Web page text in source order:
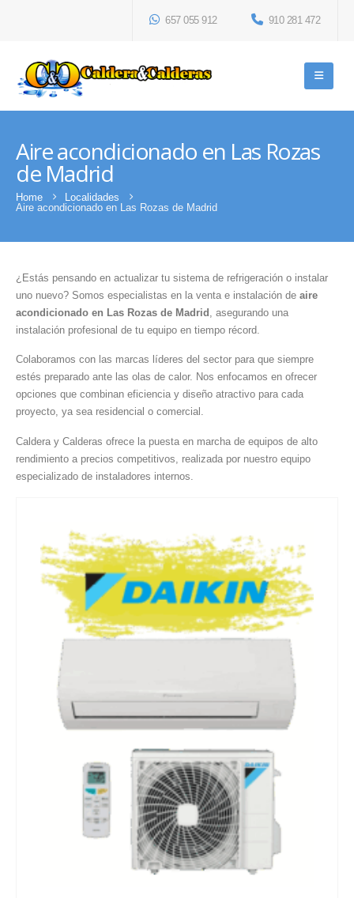
657 055 912 910 281 472
Aire acondicionado en Las Rozas
de Madrid
Home
Localidades
Aire acondicionado en Las Rozas de Madrid
¿Estás pensando en actualizar tu sistema de refrigeración o instalar
uno nuevo? Somos especialistas en la venta e instalación de aire
acondicionado en Las Rozas de Madrid , asegurando una
instalación profesional de tu equipo en tiempo récord.
Colaboramos con las marcas líderes del sector para que siempre
estés preparado ante las olas de calor. Nos enfocamos en ofrecer
opciones que combinan eficiencia y diseño atractivo para cada
proyecto, ya sea residencial o comercial.
Caldera y Calderas ofrece la puesta en marcha de equipos de alto
rendimiento a precios competitivos, realizada por nuestro equipo
especializado de instaladores internos.